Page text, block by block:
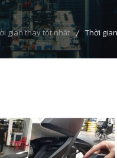
gian thay tốt nhất Thời